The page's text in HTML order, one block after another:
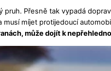
pruh. Přesně tak vypadá
musí míjet protijedoucí
může dojít k